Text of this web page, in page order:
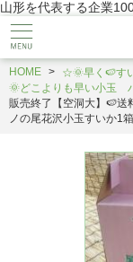
山形を代表する企業
HOME
☆🌞早く🍉す
🌞どこよりも早い小玉
販売終了【空洞大】🍉送
ノの尾花沢小玉すいか1